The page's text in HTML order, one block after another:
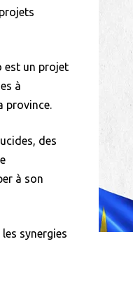
est un projet
à
province.
des
à son
synergies